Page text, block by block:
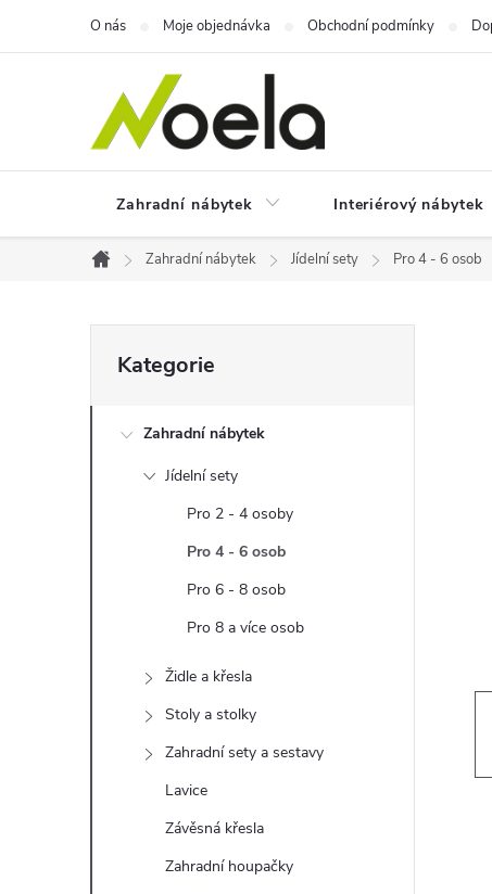
O nás Moje objednávka Obchodní podmínky
Zahradní nábytek Interiérový nábytek
Domů
Zahradní nábytek Jídelní sety Pro 4 - 6 osob
o
kategorie
Kategorie
Zahradní nábytek
Jídelní sety
Pro 2 - 4 osoby
Pro 4 - 6 osob
Pro 6 - 8 osob
Pro 8 a více osob
Židle a křesla
Stoly a stolky
Zahradní sety a sestavy
Lavice
Závěsná křesla
Zahradní houpačky